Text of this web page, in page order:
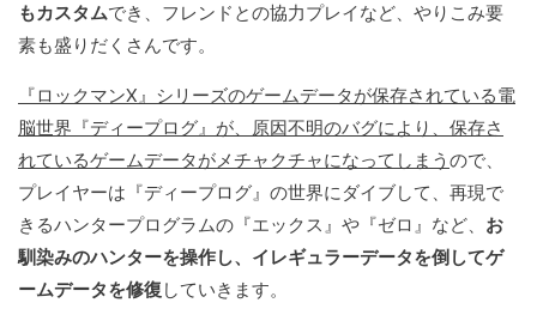
もカスタムでき、フレンドとの協力プレイなど、やりこみ要
素も盛りだくさんです。
『ロックマンX』シリーズのゲームデータが保存されている電
脳世界『ディープログ』が、原因不明のバグにより、保存さ
れているゲームデータがメチャクチャになってしまう ので、
プレイヤーは『ディープログ』の世界にダイブして、再現で
きるハンタープログラムの『エックス』や『ゼロ』など、 お
馴染みのハンターを操作し、イレギュラーデータを倒してゲ
ームデータを修復 していきます。